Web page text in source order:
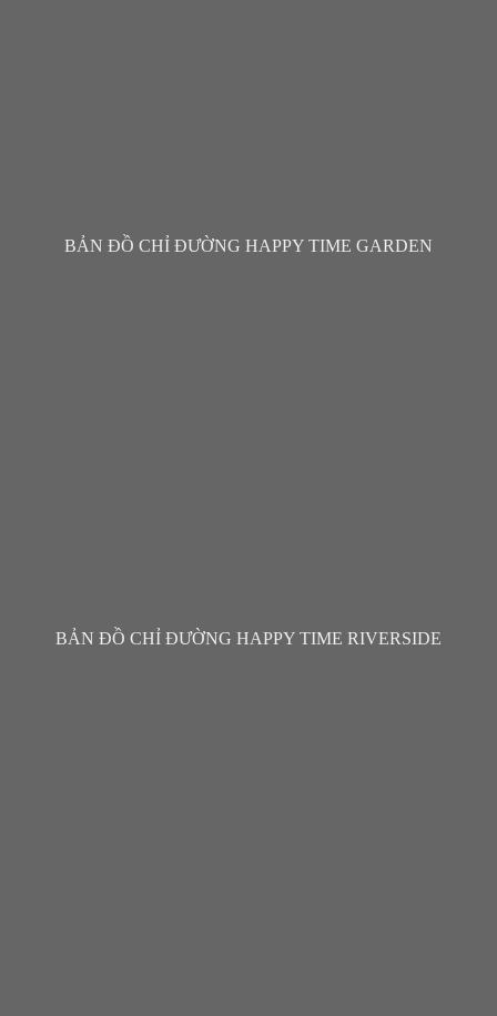
BẢN ĐỒ CHỈ ĐƯỜNG HAPPY TIME GARDEN
BẢN ĐỒ CHỈ ĐƯỜNG HAPPY TIME RIVERSIDE